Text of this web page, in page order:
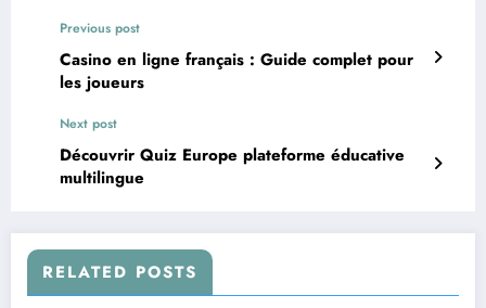
Previous post
Casino en ligne français : Guide complet pour
les joueurs
Next post
Découvrir Quiz Europe plateforme éducative
multilingue
RELATED POSTS